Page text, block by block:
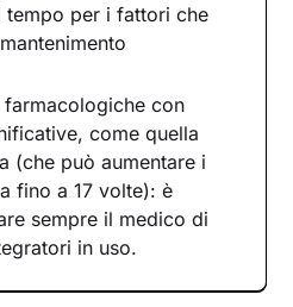
tempo per i fattori che
con
come quella
(che può aumentare i
fino a 17 volte): è
sempre il medico di
in uso.